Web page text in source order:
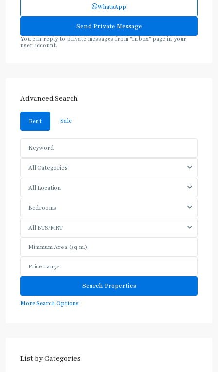
WhatsApp
You can reply to private messages from "Inbox" page in your
user account.
Advanced Search
Rent Sale
All Categories
All Location
Bedrooms
All BTS/MRT
More Search Options
List by Categories